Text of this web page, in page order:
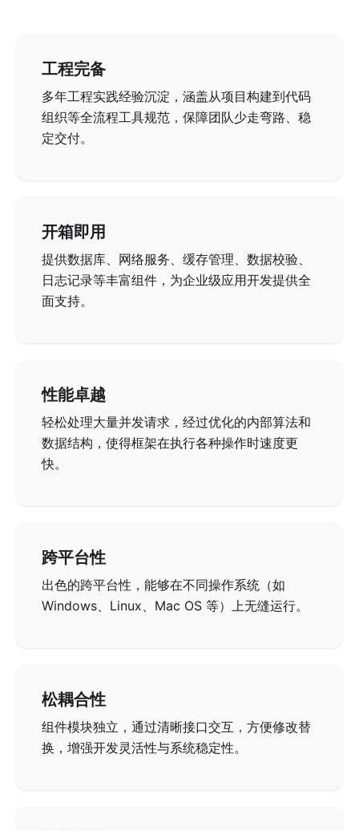
工程完备
多年工程实践经验沉淀，涵盖从项目构建到代码
组织等全流程工具规范，保障团队少走弯路、稳
定交付。
开箱即用
提供数据库、网络服务、缓存管理、数据校验、
日志记录等丰富组件，为企业级应用开发提供全
面支持。
性能卓越
轻松处理大量并发请求，经过优化的内部算法和
数据结构，使得框架在执行各种操作时速度更
快。
跨平台性
出色的跨平台性，能够在不同操作系统（如
Windows、Linux、Mac OS 等）上无缝运行。
松耦合性
组件模块独立，通过清晰接口交互，方便修改替
换，增强开发灵活性与系统稳定性。